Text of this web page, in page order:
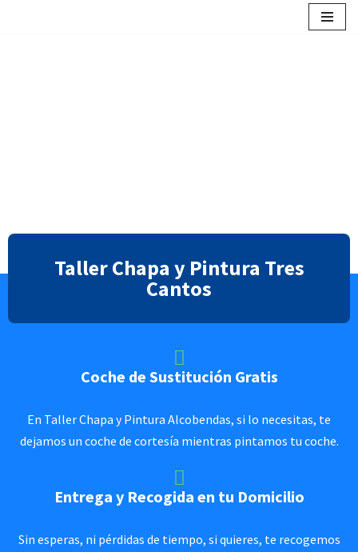
Taller Chapa y Pintura Tres
Cantos
Coche de Sustitución Gratis
En Taller Chapa y Pintura Alcobendas, si lo necesitas, te
dejamos un coche de cortesía mientras pintamos tu coche.
Entrega y Recogida en tu Domicilio
Sin esperas, ni pérdidas de tiempo, si quieres, te recogemos